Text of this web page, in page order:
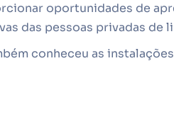
oportunidades de
das pessoas privadas de
conheceu as